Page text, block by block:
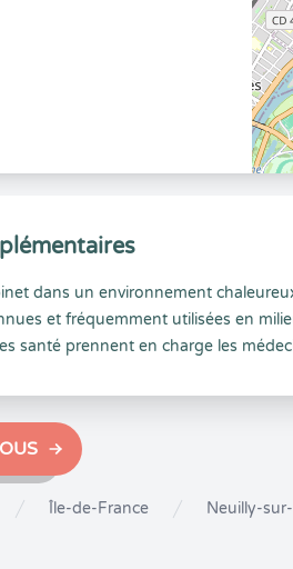
dans un environnement
et fréquemment utilisées en
santé prennent en charge les
Île-de-France Neuilly-